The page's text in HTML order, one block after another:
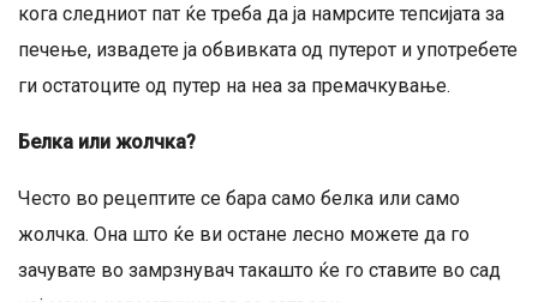
кога следниот пат ќе треба да ја намрсите тепсијата за
печење, извадете ја обвивката од путерот и употребете
ги остатоците од путер на неа за премачкување.
Белка или жолчка?
Често во рецептите се бара само белка или само
жолчка. Она што ќе ви остане лесно можете да го
зачувате во замрзнувач такашто ќе го ставите во сад